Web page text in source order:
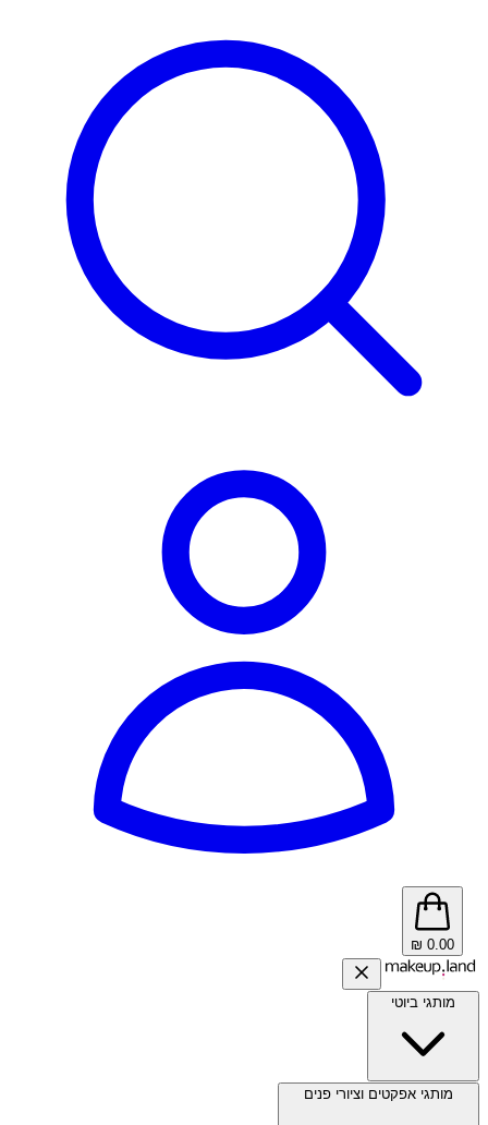
0.00
₪
מותגי ביוטי
מותגי אפקטים וציורי פנים